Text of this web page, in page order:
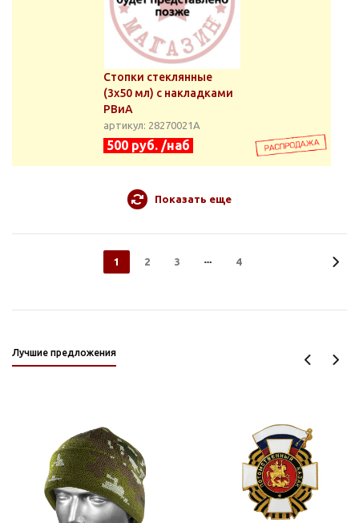
Стопки стеклянные
(3x50 мл) с накладками
РВиА
артикул: 28270021А
500 руб. /наб
Показать еще
1 2 3 4
Лучшие предложения